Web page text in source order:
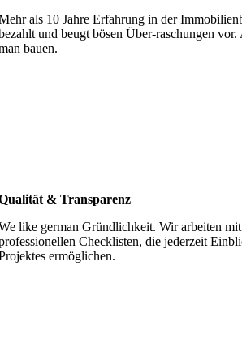
als 10 Jahre Erfahrung in der
und beugt bösen Über-raschungen
bauen.
& Transparenz
like german Gründlichkeit. Wir arbeiten
Checklisten, die jederzeit
ermöglichen.